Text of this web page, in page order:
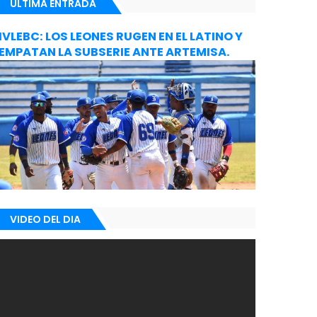
ULTIMA ENTRADA
LOS LEONES RUGEN EN EL LATINO Y
LA SUBSERIE ANTE ARTEMISA.
VIDEO DEL DIA